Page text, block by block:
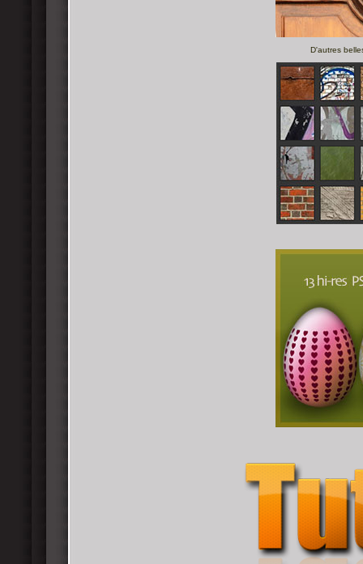
D'autres